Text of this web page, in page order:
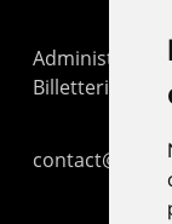
Administration
Billetterie : +41